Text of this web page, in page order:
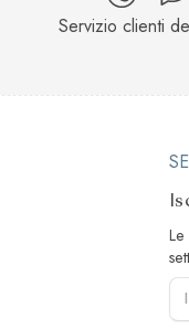
Servizio clienti